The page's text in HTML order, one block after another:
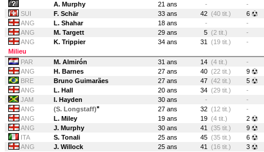
A. Murphy
21 ans -
-
SUI
F. Schär 33 ans 42 (40 tit.)
6
ANG
L. Shahar 18 ans -
-
ANG
M. Targett 29 ans 5 (2 tit.)
-
ANG
K. Trippier 34 ans 31 (19 tit.)
-
Milieu
PAR
M. Almirón 31 ans 14 (4 tit.)
-
ANG
H. Barnes 27 ans 40 (22 tit.)
9
BRE
Bruno Guimarães 27 ans 47 (42 tit.)
5
ANG
L. Hall 20 ans 34 (29 tit.)
-
JAM
I. Hayden 30 ans -
-
ANG
(S. Longstaff)* 27 ans 32 (12 tit.)
-
ANG
L. Miley 19 ans 19 (4 tit.)
2
ANG
J. Murphy 30 ans 41 (35 tit.)
9
ITA
S. Tonali 25 ans 45 (35 tit.)
6
ANG
J. Willock 25 ans 41 (16 tit.)
3